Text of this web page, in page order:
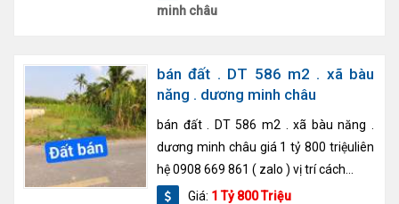
minh châu
bán đất . DT 586 m2 . xã bàu
năng . dương minh châu
bán đất . DT 586 m2 . xã bàu năng .
dương minh châu giá 1 tỷ 800 triệuliên
hệ 0908 669 861 ( zalo ) vị trí cách...
Giá: 1 Tỷ 800 Triệu